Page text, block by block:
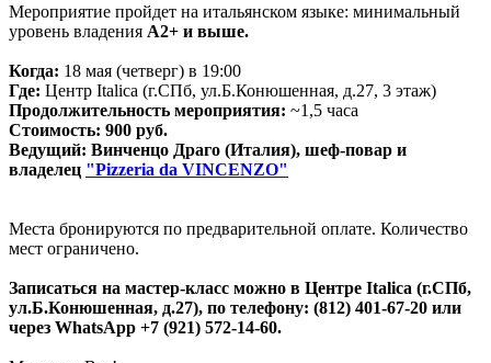
Мероприятие пройдет на итальянском языке: минимальный
уровень владения А2+ и выше.
Когда: 18 мая (четверг) в 19:00
Где: Центр Italica (г.СПб, ул.Б.Конюшенная, д.27, 3 этаж)
Продолжительность мероприятия: ~1,5 часа
Стоимость: 900 руб.
Ведущий: Винченцо Драго (Италия), шеф-повар и
владелец "Pizzeria da VINCENZO"
Места бронируются по предварительной оплате. Количество
мест ограничено.
Записаться на мастер-класс можно в Центре Italica (г.СПб,
ул.Б.Конюшенная, д.27), по телефону: (812) 401-67-20 или
через WhatsApp +7 (921) 572-14-60.